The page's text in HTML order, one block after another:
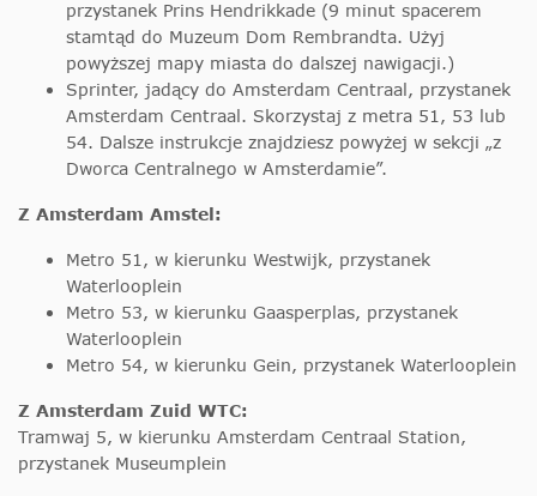
przystanek Prins Hendrikkade (9 minut spacerem
stamtąd do Muzeum Dom Rembrandta. Użyj
powyższej mapy miasta do dalszej nawigacji.)
Sprinter, jadący do Amsterdam Centraal, przystanek
Amsterdam Centraal. Skorzystaj z metra 51, 53 lub
54. Dalsze instrukcje znajdziesz powyżej w sekcji „z
Dworca Centralnego w Amsterdamie”.
Z Amsterdam Amstel:
Metro 51, w kierunku Westwijk, przystanek
Waterlooplein
Metro 53, w kierunku Gaasperplas, przystanek
Waterlooplein
Metro 54, w kierunku Gein, przystanek Waterlooplein
Z Amsterdam Zuid WTC:
Tramwaj 5, w kierunku Amsterdam Centraal Station,
przystanek Museumplein